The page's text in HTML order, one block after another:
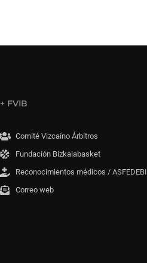
+ FVIB
Comité Vizcaíno Árbitros
Fundación Bizkaiabasket
Reconocimientos médicos / ASFEDEBI
Correo web